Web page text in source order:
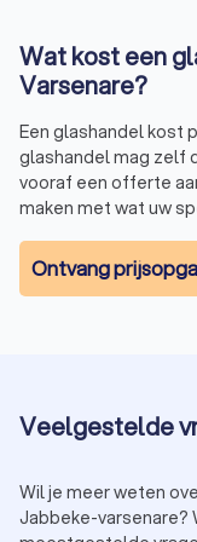
Gemiddeld liggen de
uur. Voor een
de kosten kunt u via
bij verschillende
u niet voor
Glashandel
Bij Trustlocal vraagt
lokale glashandels in
Stappen om een
Trustlocal:
Behoeften
Wat kost een
Varsenare?
Een glashandel kost
glashandel mag zelf
vooraf een offerte
maken met wat uw
Ontvang
Veelgestelde
Wil je meer weten
Jabbeke-varsenare?